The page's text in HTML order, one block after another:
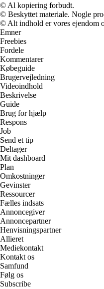
© Al kopiering forbudt.
© Beskyttet materiale. Nogle
© Alt indhold er vores ejendom
Emner
Freebies
Fordele
Kommentarer
Købeguide
Brugervejledning
Videoindhold
Beskrivelse
Guide
Brug for hjælp
Respons
Job
Send et tip
Deltager
Mit dashboard
Plan
Omkostninger
Gevinster
Ressourcer
Fælles indsats
Annoncegiver
Annoncepartner
Henvisningspartner
Allieret
Mediekontakt
Kontakt os
Samfund
Følg os
Subscribe